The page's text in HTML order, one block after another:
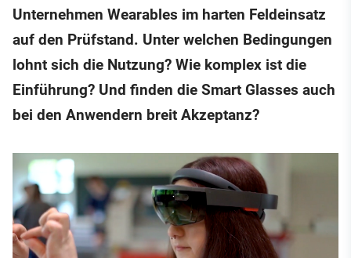
Unternehmen Wearables im harten Feldeinsatz
auf den Prüfstand. Unter welchen Bedingungen
lohnt sich die Nutzung? Wie komplex ist die
Einführung? Und finden die Smart Glasses auch
bei den Anwendern breit Akzeptanz?